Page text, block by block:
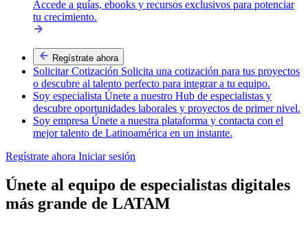
Accede a guías, ebooks y recursos exclusivos para potenciar
tu crecimiento.
Regístrate ahora
Solicitar Cotización Solicita una cotización para tus proyectos
o descubre al talento perfecto para integrar a tu equipo.
Soy especialista Únete a nuestro Hub de especialistas y
descubre oportunidades laborales y proyectos de primer nivel.
Soy empresa Únete a nuestra plataforma y contacta con el
mejor talento de Latinoamérica en un instante.
Regístrate ahora Iniciar sesión
Únete al equipo de especialistas digitales
más grande de LATAM